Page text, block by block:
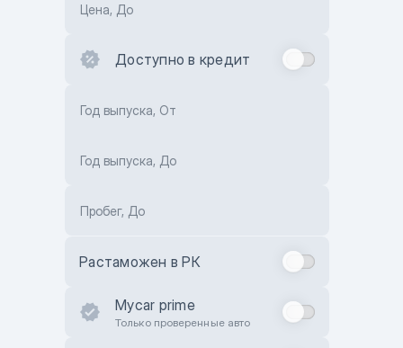
Цена, До
Доступно в кредит
Год выпуска, От
Год выпуска, До
Пробег, До
Растаможен в РК
Mycar prime
Только проверенные авто